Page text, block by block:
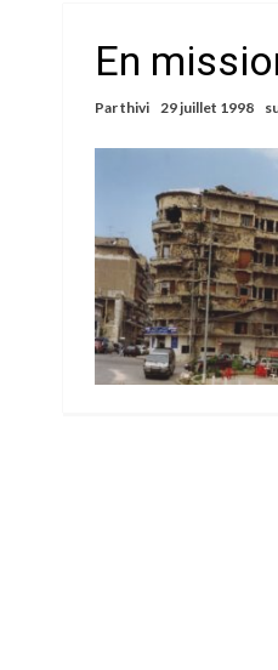
En
Parthivi 29 juillet 1998